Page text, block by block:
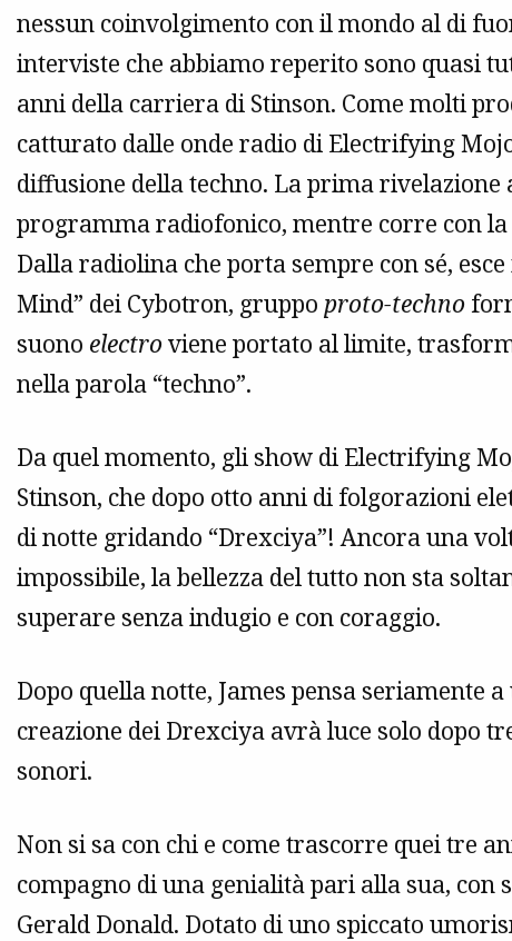
nessun coinvolgimento con il mondo al di
interviste che abbiamo reperito sono quasi
anni della carriera di Stinson. Come molti
catturato dalle onde radio di Electrifying
diffusione della techno. La prima rivelazione
programma radiofonico, mentre corre con la
Dalla radiolina che porta sempre con sé,
Mind” dei Cybotron, gruppo proto-techno
suono electroviene portato al limite,
nella parola “techno”.
Da quel momento, gli show di Electrifying
Stinson, che dopo otto anni di folgorazioni
di notte gridando “Drexciya”! Ancora una
impossibile, la bellezza del tutto non sta
superare senza indugio e con coraggio.
Dopo quella notte, James pensa seriamente
creazione dei Drexciya avrà luce solo dopo
sonori.
Non si sa con chi e come trascorre quei tre
compagno di una genialità pari alla sua, con
Gerald Donald. Dotato di uno spiccato